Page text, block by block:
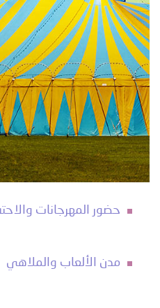
حضور المهرجانات
مدن الألعاب والملاهي